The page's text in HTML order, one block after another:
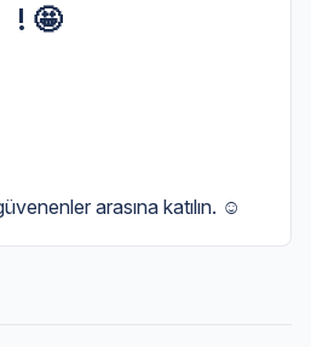
! 🤩
arasına katılın. ☺️